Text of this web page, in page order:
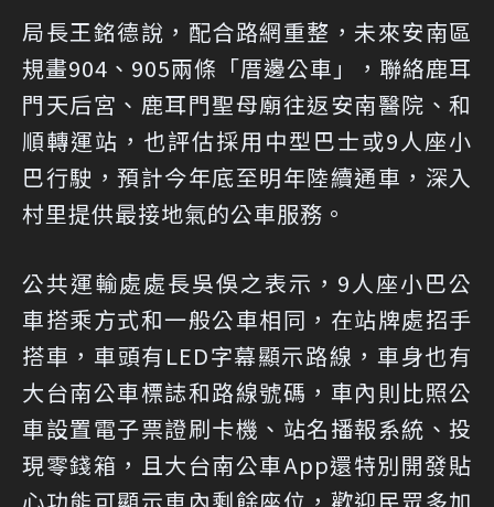
局長王銘德說，配合路網重整，未來安南區
規畫904、905兩條「厝邊公車」，聯絡鹿耳
門天后宮、鹿耳門聖母廟往返安南醫院、和
順轉運站，也評估採用中型巴士或9人座小
巴行駛，預計今年底至明年陸續通車，深入
村里提供最接地氣的公車服務。
公共運輸處處長吳俁之表示，9人座小巴公
車搭乘方式和一般公車相同，在站牌處招手
搭車，車頭有LED字幕顯示路線，車身也有
大台南公車標誌和路線號碼，車內則比照公
車設置電子票證刷卡機、站名播報系統、投
現零錢箱，且大台南公車App還特別開發貼